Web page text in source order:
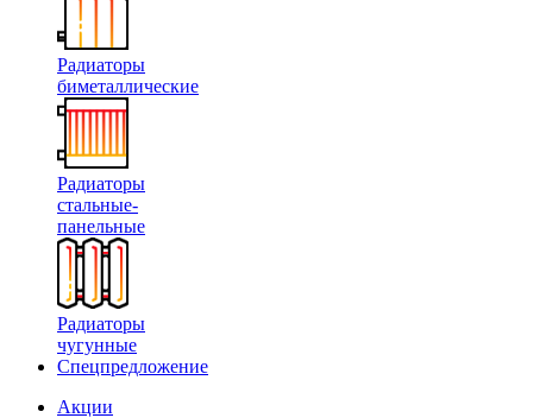
Радиаторы
биметаллические
Радиаторы
стальные-
панельные
Радиаторы
чугунные
Спецпредложение
Акции